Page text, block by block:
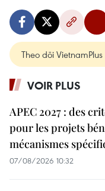
Theo dõi VietnamPlus
VOIR PLUS
APEC 2027 : des
pour les projets
mécanismes
07/08/2026 10:32